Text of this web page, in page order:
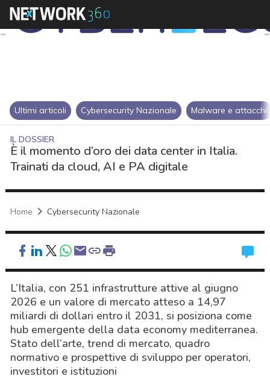
Ultimi articoli Cybersecurity Nazionale Malware e attacchi
IL DOSSIER
È il momento d’oro dei data center in Italia.
Trainati da cloud, AI e PA digitale
Home Cybersecurity Nazionale
L’Italia, con 251 infrastrutture attive al giugno
2026 e un valore di mercato atteso a 14,97
miliardi di dollari entro il 2031, si posiziona come
hub emergente della data economy mediterranea.
Stato dell’arte, trend di mercato, quadro
normativo e prospettive di sviluppo per operatori,
investitori e istituzioni